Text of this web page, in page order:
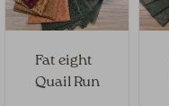
Fat eight
Quail Run